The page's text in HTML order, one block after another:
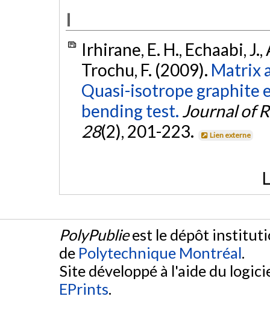
I
Irhirane, E. H., Echaabi,
Trochu, F. (2009). Matrix
Quasi-isotrope graphite
bending test. Journal of
28(2), 201-223. Lien externe
PolyPublieest le dépôt
de Polytechnique Montréal.
Site développé à l'aide du
EPrints.